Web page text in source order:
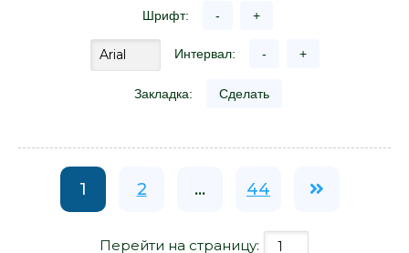
Шрифт: - +
Интервал: - +
Закладка: Сделать
1 2 ... 44
Перейти на страницу: